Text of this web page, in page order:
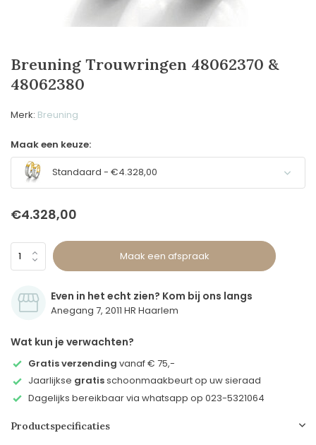
Breuning Trouwringen 48062370 &
48062380
Merk: Breuning
Maak een keuze:
Standaard - €4.328,00
€4.328,00
Maak een afspraak
Even in het echt zien? Kom bij ons langs
Anegang 7, 2011 HR Haarlem
Wat kun je verwachten?
Gratis verzending vanaf € 75,-
Jaarlijkse gratisschoonmaakbeurt op uw sieraad
Dagelijks bereikbaar via whatsapp op 023-5321064
Productspecificaties